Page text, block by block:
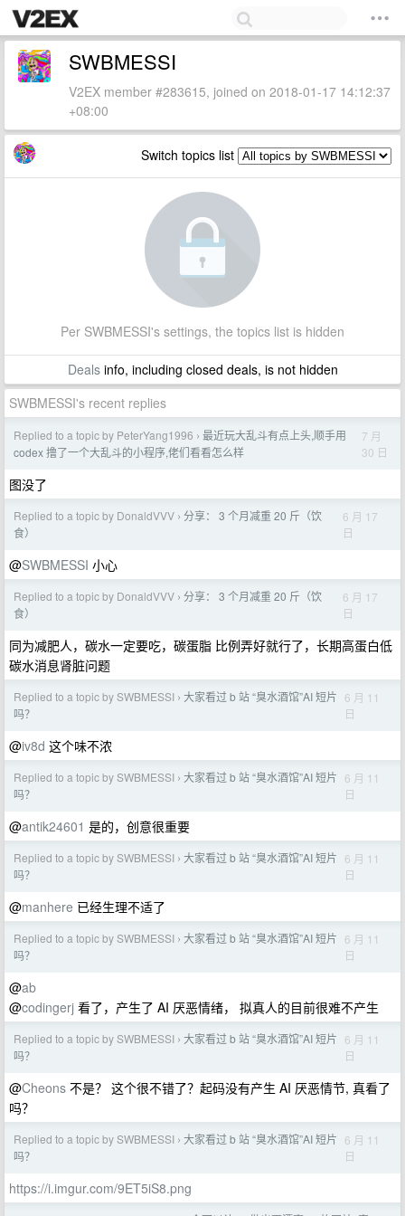
SWBMESSI
V2EX member #283615, joined on 2018-01-17 14:12:37
+08:00
Switch topics list
Per SWBMESSI's settings, the topics list is hidden
Dealsinfo, including closed deals, is not hidden
SWBMESSI's recent replies
Replied to a topic by PeterYang1996 › 最近玩大乱斗有点上头,顺手用
codex 撸了一个大乱斗的小程序,佬们看看怎么样
7 月
30 日
图没了
Replied to a topic by DonaldVVV › 分享： 3 个月减重 20 斤（饮
食）
6 月 17
日
@SWBMESSI 小心
Replied to a topic by DonaldVVV › 分享： 3 个月减重 20 斤（饮
食）
6 月 17
日
同为减肥人，碳水一定要吃，碳蛋脂 比例弄好就行了，长期高蛋白低
碳水消息肾脏问题
Replied to a topic by SWBMESSI › 大家看过 b 站 “臭水酒馆”AI 短片
吗？
6 月 11
日
@iv8d 这个味不浓
Replied to a topic by SWBMESSI › 大家看过 b 站 “臭水酒馆”AI 短片
吗？
6 月 11
日
@antik24601 是的，创意很重要
Replied to a topic by SWBMESSI › 大家看过 b 站 “臭水酒馆”AI 短片
吗？
6 月 11
日
@manhere 已经生理不适了
Replied to a topic by SWBMESSI › 大家看过 b 站 “臭水酒馆”AI 短片
吗？
6 月 11
日
@ab
@codingerj 看了，产生了 AI 厌恶情绪， 拟真人的目前很难不产生
Replied to a topic by SWBMESSI › 大家看过 b 站 “臭水酒馆”AI 短片
吗？
6 月 11
日
@Cheons 不是？ 这个很不错了？起码没有产生 AI 厌恶情节, 真看了
吗？
Replied to a topic by SWBMESSI › 大家看过 b 站 “臭水酒馆”AI 短片
吗？
6 月 11
日
https://i.imgur.com/9ET5iS8.png